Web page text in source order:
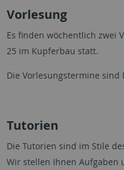
Vorlesung
Es finden wöchentlich zwei
25 im Kupferbau statt.
Die Vorlesungstermine sind
Tutorien
Die Tutorien sind im Stile
Wir stellen Ihnen Aufgaben